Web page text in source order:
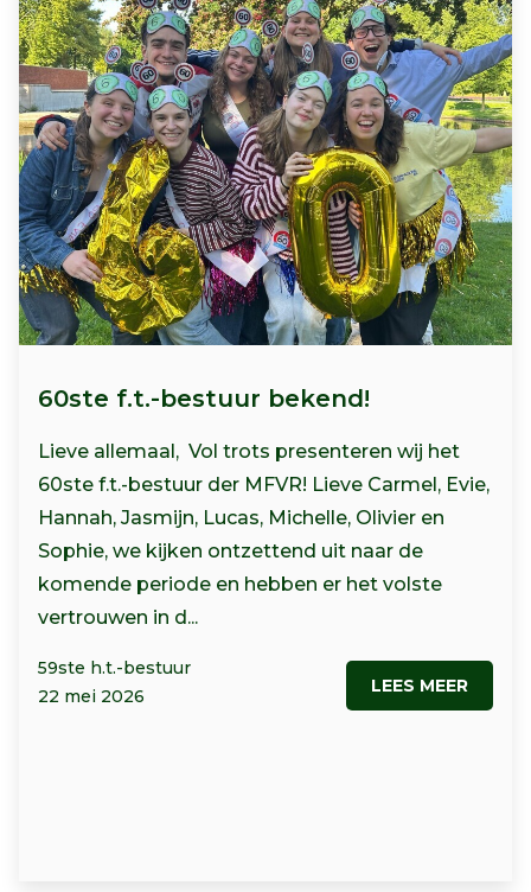
60ste f.t.-bestuur bekend!
Lieve allemaal, Vol trots presenteren wij het
60ste f.t.-bestuur der MFVR! Lieve Carmel, Evie,
Hannah, Jasmijn, Lucas, Michelle, Olivier en
Sophie, we kijken ontzettend uit naar de
komende periode en hebben er het volste
vertrouwen in d...
59ste h.t.-bestuur
22 mei 2026
LEES MEER